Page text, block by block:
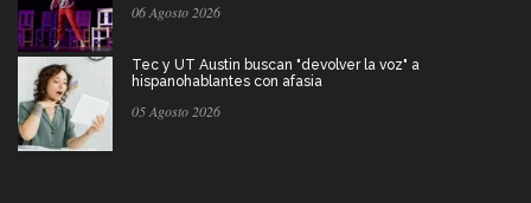
06 Agosto 2026
Tec y UT Austin buscan "devolver la voz" a
hispanohablantes con afasia
05 Agosto 2026